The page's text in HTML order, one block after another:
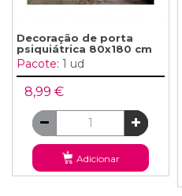
Decoração de porta
psiquiátrica 80x180 cm
Pacote: 1 ud
8,99 €
Adicionar